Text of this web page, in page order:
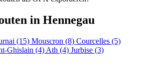
in Hennegau
(15) Mouscron (8) Courcelles (5)
Ghislain (4) Ath (4) Jurbise (3)